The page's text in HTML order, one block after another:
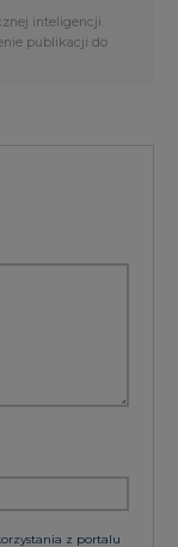
inteligencji.
publikacji do
z portalu